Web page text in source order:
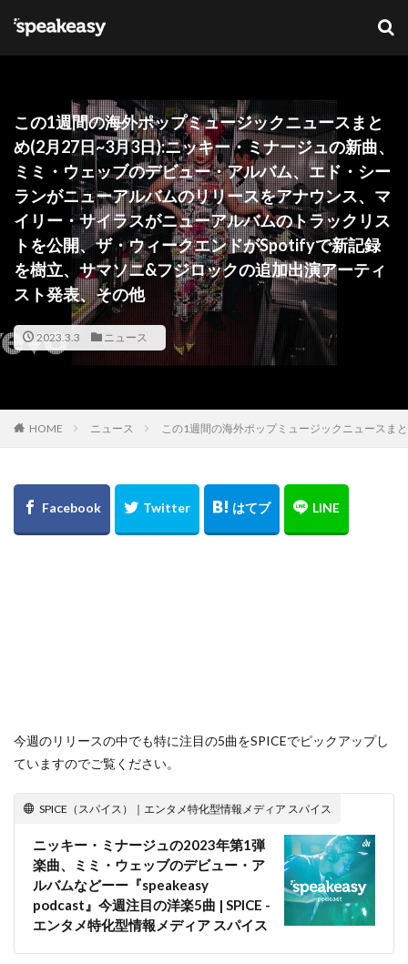
この1週間の海外ポップミュージックニュースまと
め(2月27日~3月3日):ニッキー・ミナージュの新曲、
ミミ・ウェッブのデビュー・アルバム、エド・シー
ランがニューアルバムのリリースをアナウンス、マ
イリー・サイラスがニューアルバムのトラックリス
トを公開、ザ・ウィークエンドがSpotifyで新記録
を樹立、サマソニ&フジロックの追加出演アーティ
スト発表、その他
2023.3.3 ニュース
HOME ニュース この1週間の海外ポップミュージックニュースま
今週のリリースの中でも特に注目の5曲をSPICEでピックアップし
ていますのでご覧ください。
SPICE（スパイス）｜エンタメ特化型情報メディア スパイス
ニッキー・ミナージュの2023年第1弾
楽曲、ミミ・ウェッブのデビュー・ア
ルバムなどーー『speakeasy
podcast』今週注目の洋楽5曲 | SPICE -
エンタメ特化型情報メディア スパイス
カテゴリー
タグ
Lana Del Ray NFT ブリットアウォーズ
検索